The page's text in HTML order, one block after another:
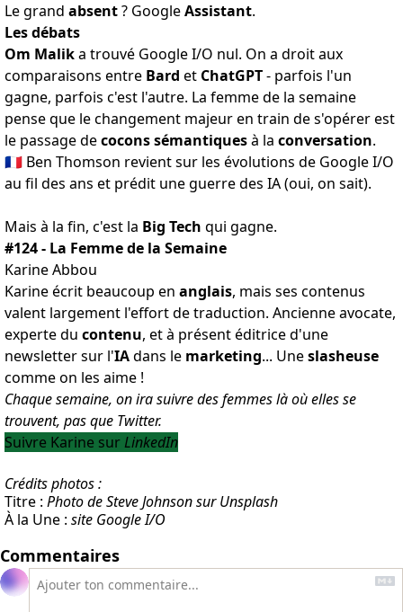
Le grand absent? GoogleAssistant.
Les débats
Om Malika trouvé Google I/O nul. On a droit aux
comparaisons entre Bard et ChatGPT- parfois l'un
gagne, parfois c'est l'autre. La femme de la semaine
pense que le changement majeur en train de s'opérer est
le passage decocons sémantiquesà la conversation.
🇫🇷 Ben Thomson revient sur les évolutions de Google I/O
au fil des ans et prédit une guerre des IA(oui, on sait).
Mais à la fin, c'est la Big Tech qui gagne.
#124 - La Femme de la Semaine
Karine Abbou
Karine écrit beaucoup en anglais, mais ses contenus
valent largement l'effort de traduction. Ancienne avocate,
experte du contenu, et à présent éditrice d'une
newsletter sur l'IAdans le marketing... Uneslasheuse
comme on les aime !
Chaque semaine, on ira suivre des femmes là où elles se
trouvent, pas que Twitter.
Suivre Karine surLinkedIn
Crédits photos :
Titre : Photo de Steve Johnson sur Unsplash
À la Une : site Google I/O
Commentaires